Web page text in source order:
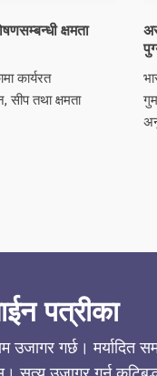
क्षमता
कार्यरत
सीप तथा क्षमता
पत्रीका
गर्छ। मर्यादित